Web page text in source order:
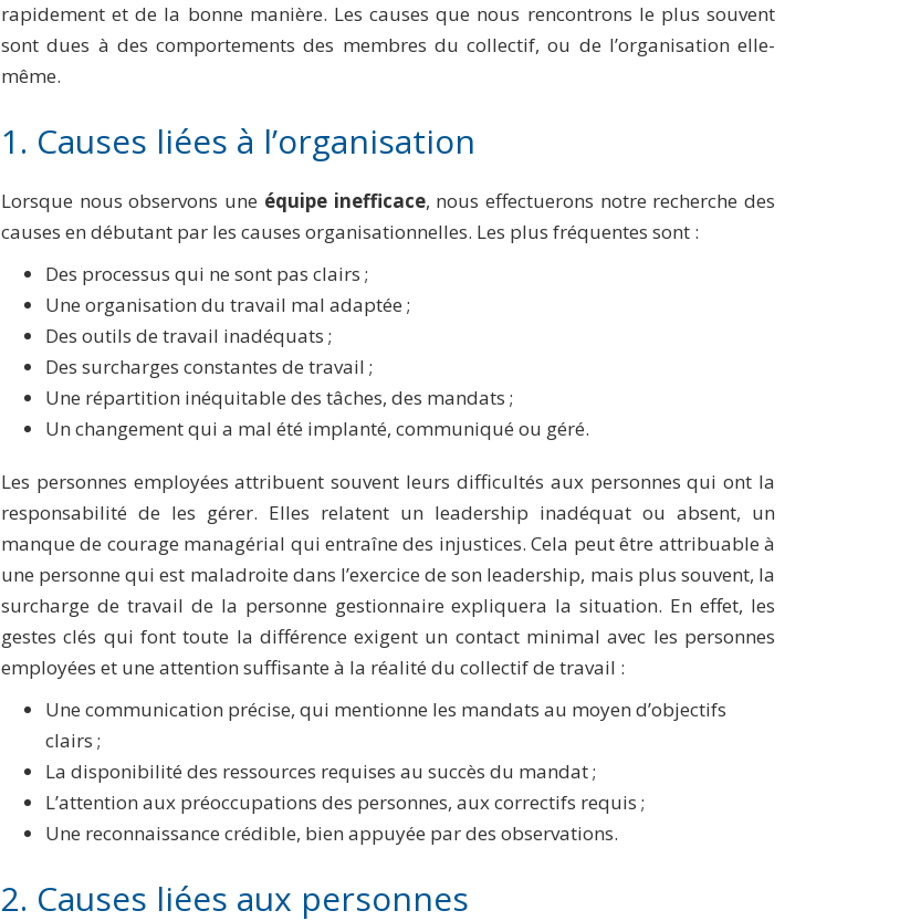
rapidement et de la bonne manière. Les causes que nous rencontrons le plus souvent
sont dues à des comportements des membres du collectif, ou de l’organisation elle-
même.
1. Causes liées à l’organisation
Lorsque nous observons une équipe inefficace, nous effectuerons notre recherche des
causes en débutant par les causes organisationnelles. Les plus fréquentes sont :
Des processus qui ne sont pas clairs ;
Une organisation du travail mal adaptée ;
Des outils de travail inadéquats ;
Des surcharges constantes de travail ;
Une répartition inéquitable des tâches, des mandats ;
Un changement qui a mal été implanté, communiqué ou géré.
Les personnes employées attribuent souvent leurs difficultés aux personnes qui ont la
responsabilité de les gérer. Elles relatent un leadership inadéquat ou absent, un
manque de courage managérial qui entraîne des injustices. Cela peut être attribuable à
une personne qui est maladroite dans l’exercice de son leadership, mais plus souvent, la
surcharge de travail de la personne gestionnaire expliquera la situation. En effet, les
gestes clés qui font toute la différence exigent un contact minimal avec les personnes
employées et une attention suffisante à la réalité du collectif de travail :
Une communication précise, qui mentionne les mandats au moyen d’objectifs
clairs ;
La disponibilité des ressources requises au succès du mandat ;
L’attention aux préoccupations des personnes, aux correctifs requis ;
Une reconnaissance crédible, bien appuyée par des observations.
2. Causes liées aux personnes